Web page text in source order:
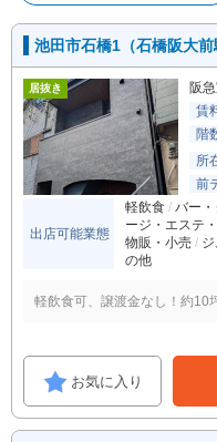
池田市石橋1（石橋阪大
居抜き 阪
賃
階
所
前
出店可能業態
軽飲食 バー
ージ・エステ
物販・小売
の他
軽飲食可、譲渡金なし！約10
お気に入り